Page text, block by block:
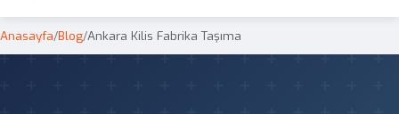
Anasayfa/Blog/Ankara Kilis Fabrika Taşıma